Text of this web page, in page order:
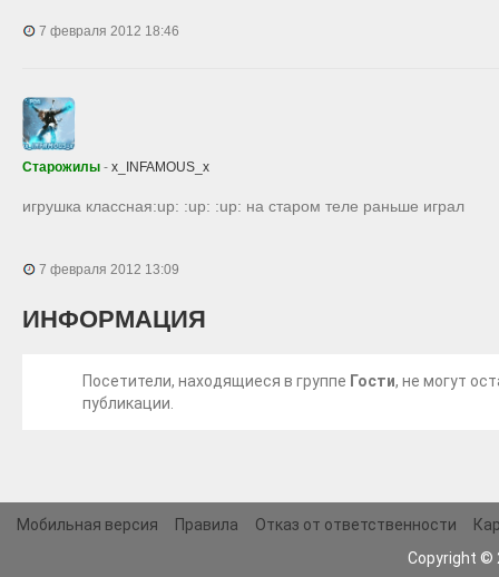
7 февраля 2012 18:46
Старожилы - x_INFAMOUS_x
игрушка классная:up: :up: :up: на старом теле раньше играл
7 февраля 2012 13:09
ИНФОРМАЦИЯ
Посетители, находящиеся в группе Гости, не могут
публикации.
Мобильная версия Правила Отказ от ответственности
Copyright ©